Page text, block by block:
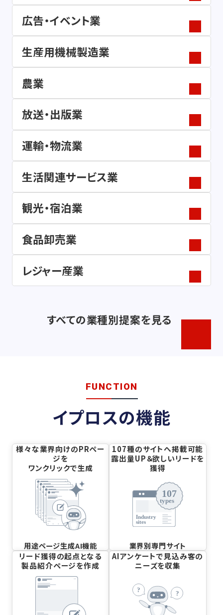
広告・イベント業
生産用機械製造業
農業
放送・出版業
運輸・物流業
生活関連サービス業
観光・宿泊業
食品卸売業
レジャー産業
すべての業種別提案を見る
FUNCTION
イプロスの機能
様々な業界向けのPRペー
ジを
ワンクリックで生成
用途ページ生成AI機能
107種のサイトへ掲載可能
露出量UP＆欲しいリードを
獲得
業界別専門サイト
リード獲得の起点となる
製品紹介ページを作成
AIアンケートで見込み客の
ニーズを収集